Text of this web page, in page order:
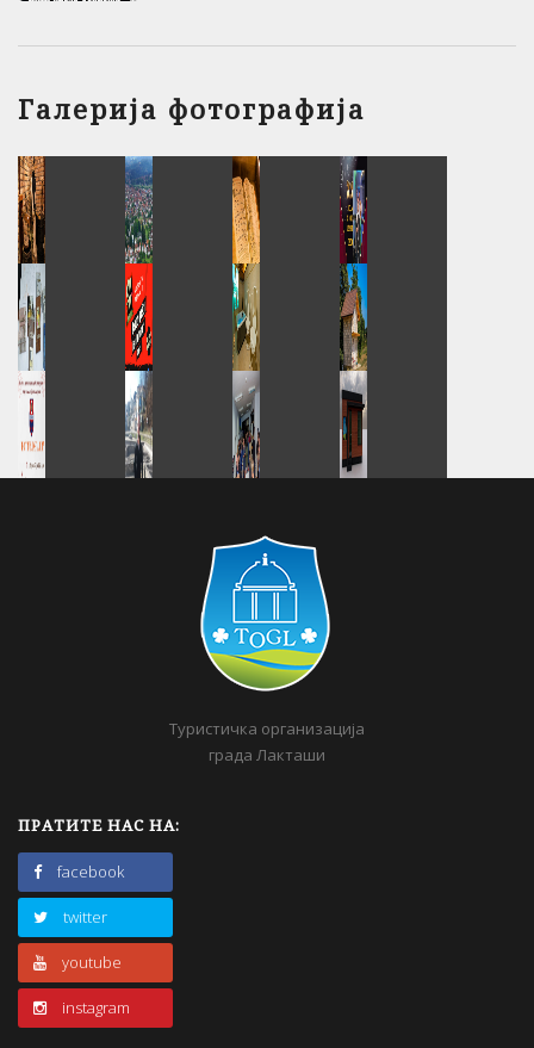
Галерија фотографија
Туристичка организација
града Лакташи
ПРАТИТЕ НАС НА:
facebook
twitter
youtube
instagram